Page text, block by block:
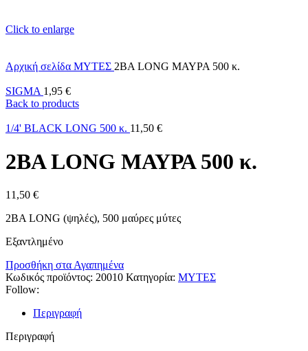
Click to enlarge
Αρχική σελίδα ΜΥΤΕΣ 2ΒΑ LONG ΜΑΥΡΑ 500 κ.
SIGMA 1,95 €
Back to products
1/4' BLACK LONG 500 κ. 11,50 €
2ΒΑ LONG ΜΑΥΡΑ 500 κ.
11,50 €
2ΒΑ LONG (ψηλές), 500 μαύρες μύτες
Εξαντλημένο
Προσθήκη στα Αγαπημένα
Κωδικός προϊόντος: 20010 Κατηγορία: ΜΥΤΕΣ
Follow:
Περιγραφή
Περιγραφή